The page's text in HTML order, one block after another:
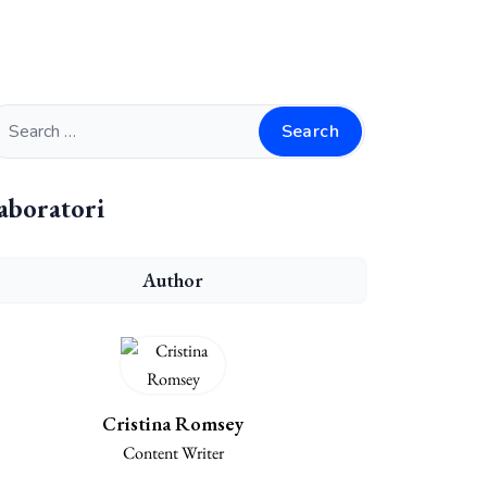
Search
Author
Cristina Romsey
Content Writer